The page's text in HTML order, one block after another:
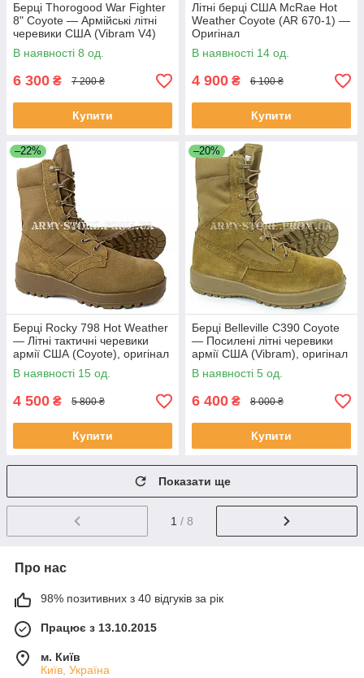
Берці Thorogood War Fighter
8" Coyote — Армійські літні
черевики США (Vibram V4)
В наявності 8 од.
6 300 ₴ 7 200 ₴
Купити
Літні берці США McRae Hot
Weather Coyote (AR 670-1) —
Оригінал
В наявності 14 од.
4 900 ₴ 6 100 ₴
Купити
–22%
Берці Rocky 798 Hot Weather
— Літні тактичні черевики
армії США (Coyote), оригінал
В наявності 15 од.
4 500 ₴ 5 800 ₴
Купити
–20%
Берці Belleville C390 Coyote
— Посилені літні черевики
армії США (Vibram), оригінал
В наявності 5 од.
6 400 ₴ 8 000 ₴
Купити
Показати ще
1 / 8
Про нас
98% позитивних з 40 відгуків за рік
Працює з 13.10.2015
м. Київ
Київ, Україна